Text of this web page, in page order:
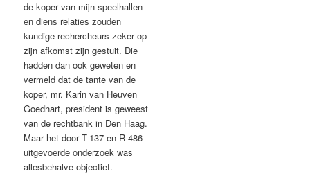
de koper van mijn speelhallen
en diens relaties zouden
kundige rechercheurs zeker op
zijn afkomst zijn gestuit. Die
hadden dan ook geweten en
vermeld dat de tante van de
koper, mr. Karin van Heuven
Goedhart, president is geweest
van de rechtbank in Den Haag.
Maar het door T-137 en R-486
uitgevoerde onderzoek was
allesbehalve objectief.